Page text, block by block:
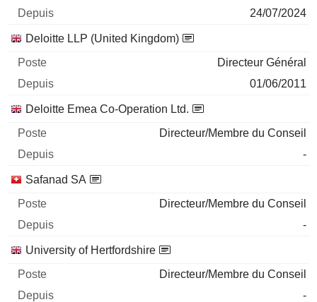
24/07/2024
Deloitte LLP (United Kingdom)
Directeur Général
01/06/2011
Deloitte Emea Co-Operation Ltd.
Directeur/Membre du Conseil
-
Safanad SA
Directeur/Membre du Conseil
-
University of Hertfordshire
Directeur/Membre du Conseil
-